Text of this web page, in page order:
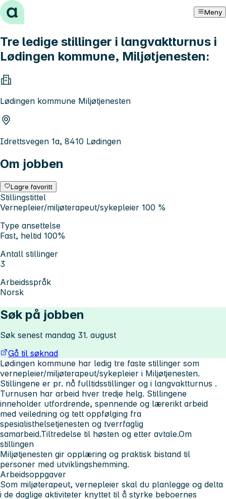
Hopp til innhold Meny
Tre ledige stillinger i langvaktturnus i
Lødingen kommune, Miljøtjenesten:
Lødingen kommune Miljøtjenesten
Idrettsvegen 1a, 8410 Lødingen
Om jobben
Lagre favoritt
Stillingstittel
Vernepleier/miljøterapeut/sykepleier 100 %
Type ansettelse
Fast, heltid 100%
Antall stillinger
3
Arbeidsspråk
Norsk
Søk på jobben
Søk senest mandag 31. august
Gå til søknad
Lødingen kommune har ledig tre faste stillinger som
vernepleier/miljøterapeut/sykepleier i Miljøtjenesten.
Stillingene er pr. nå fulltidsstillinger og i langvaktturnus .
Turnusen har arbeid hver tredje helg. Stillingene
inneholder utfordrende, spennende og lærerikt arbeid
med veiledning og tett oppfølging fra
spesialisthelsetjenesten og tverrfaglig
samarbeid.Tiltredelse til høsten og etter avtale.Om
stillingen
Miljøtjenesten gir opplæring og praktisk bistand til
personer med utviklingshemming.
Arbeidsoppgaver
Som miljøterapeut, vernepleier skal du planlegge og delta
i de daglige aktiviteter knyttet til å styrke beboernes